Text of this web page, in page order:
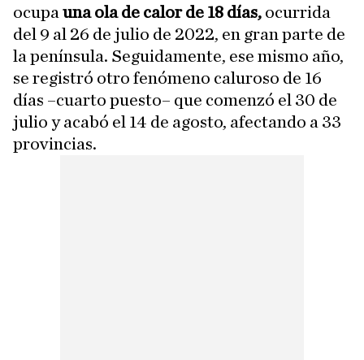
ocupa una ola de calor de 18 días, ocurrida
del 9 al 26 de julio de 2022, en gran parte de
la península. Seguidamente, ese mismo año,
se registró otro fenómeno caluroso de 16
días –cuarto puesto– que comenzó el 30 de
julio y acabó el 14 de agosto, afectando a 33
provincias.